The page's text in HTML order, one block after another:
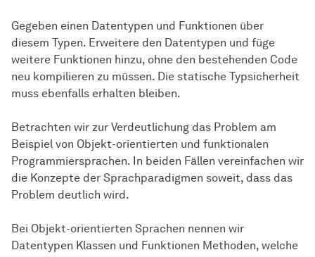
Gegeben einen Datentypen und Funktionen über
diesem Typen. Erweitere den Datentypen und füge
weitere Funktionen hinzu, ohne den bestehenden Code
neu kompilieren zu müssen. Die statische Typsicherheit
muss ebenfalls erhalten bleiben.
Betrachten wir zur Verdeutlichung das Problem am
Beispiel von Objekt-orientierten und funktionalen
Programmiersprachen. In beiden Fällen vereinfachen wir
die Konzepte der Sprachparadigmen soweit, dass das
Problem deutlich wird.
Bei Objekt-orientierten Sprachen nennen wir
Datentypen Klassen und Funktionen Methoden, welche